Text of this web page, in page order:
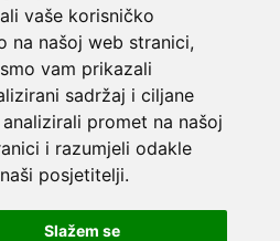
vaše korisničko
na našoj web stranici,
vam prikazali
sadržaj i ciljane
promet na našoj
i razumjeli odakle
posjetitelji.
Slažem se